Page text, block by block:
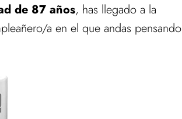
de 87 años, has llegado a la
a en el que andas pensando